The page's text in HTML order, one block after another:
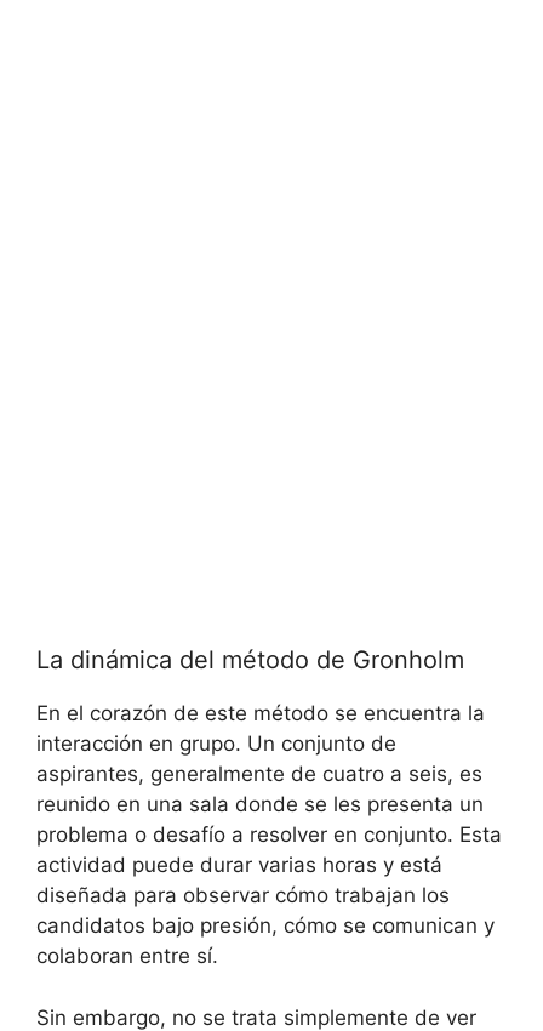
La dinámica del método de Gronholm
En el corazón de este método se encuentra la
interacción en grupo. Un conjunto de
aspirantes, generalmente de cuatro a seis, es
reunido en una sala donde se les presenta un
problema o desafío a resolver en conjunto. Esta
actividad puede durar varias horas y está
diseñada para observar cómo trabajan los
candidatos bajo presión, cómo se comunican y
colaboran entre sí.
Sin embargo, no se trata simplemente de ver